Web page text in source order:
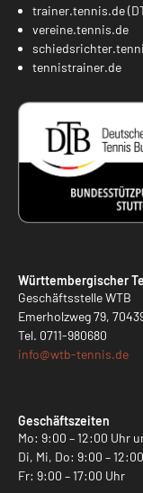
trainer.tennis.de
vereine.tennis.de
tennistrainer.de
Württembergischer
Geschäftsstelle WTB
Emerholzweg 79,
Tel. 0711-980680
info@wtb-tennis.de
Geschäftszeiten
Mo: 9:00 – 12:00 Uhr
Di, Mi, Do: 9:00 –
Fr: 9:00 – 17:00 Uhr